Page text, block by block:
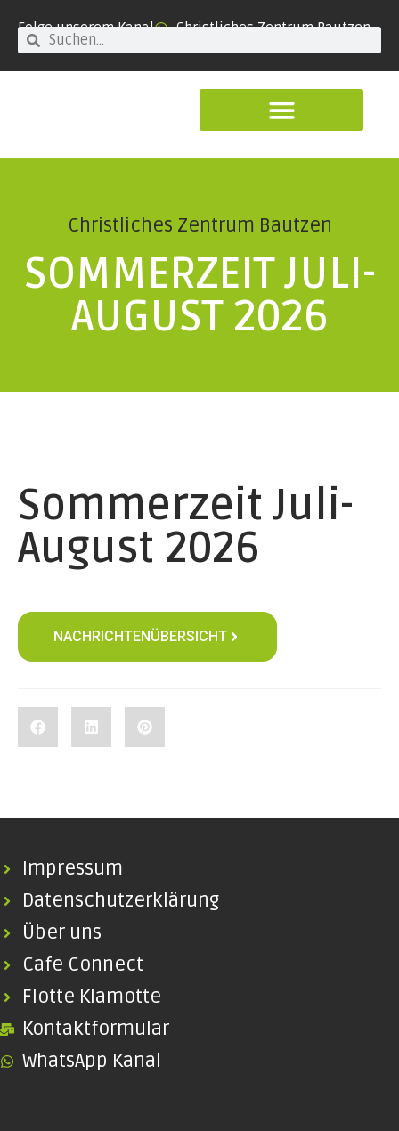
Folge unserem Kanal Christliches Zentrum Bautzen
Christliches Zentrum Bautzen
SOMMERZEIT JULI-
AUGUST 2026
Sommerzeit Juli-
August 2026
NACHRICHTENÜBERSICHT
Impressum
Datenschutzerklärung
Über uns
Cafe Connect
Flotte Klamotte
Kontaktformular
WhatsApp Kanal